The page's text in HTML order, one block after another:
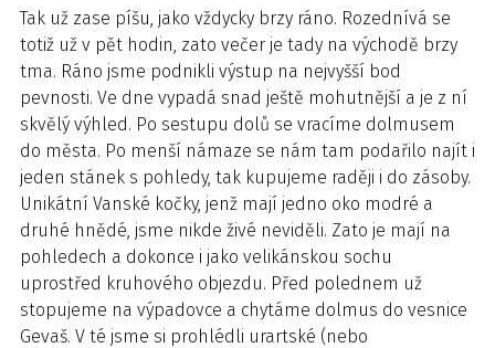
Tak už zase píšu, jako vždycky brzy ráno. Rozednívá se
totiž už v pět hodin, zato večer je tady na východě brzy
tma. Ráno jsme podnikli výstup na nejvyšší bod
pevnosti. Ve dne vypadá snad ještě mohutnější a je z ní
skvělý výhled. Po sestupu dolů se vracíme dolmusem
do města. Po menší námaze se nám tam podařilo najít i
jeden stánek s pohledy, tak kupujeme raději i do zásoby.
Unikátní Vanské kočky, jenž mají jedno oko modré a
druhé hnědé, jsme nikde živé neviděli. Zato je mají na
pohledech a dokonce i jako velikánskou sochu
uprostřed kruhového objezdu. Před polednem už
stopujeme na výpadovce a chytáme dolmus do vesnice
Gevaš. V té jsme si prohlédli urartské (nebo